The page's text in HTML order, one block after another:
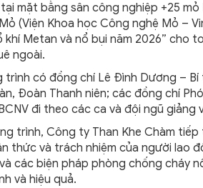
bằng sân công nghiệp +25 mỏ
(Viện Khoa học Công nghệ Mỏ –
Metan và nổ bụi năm 2026” cho
ngoài.
có đồng chí Lê Đình Dương – Bí
Đoàn Thanh niên; các đồng chí
đi theo các ca và đội ngũ giảng
Công ty Than Khe Chàm tiếp
thức và trách nhiệm của người lao
các biện pháp phòng chống cháy
và hiệu quả.